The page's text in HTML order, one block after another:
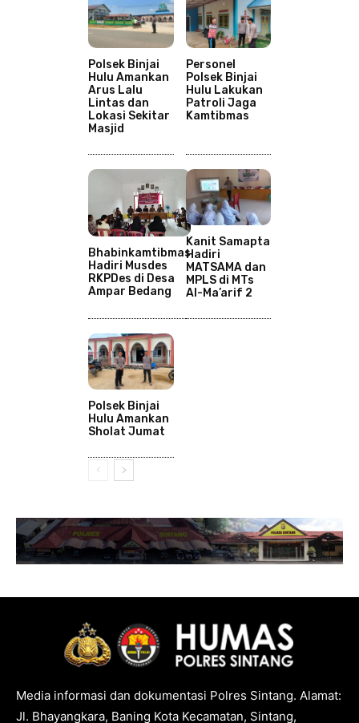
Polsek Binjai
Hulu Amankan
Arus Lalu
Lintas dan
Lokasi Sekitar
Masjid
Personel
Polsek Binjai
Hulu Lakukan
Patroli Jaga
Kamtibmas
Bhabinkamtibmas
Hadiri Musdes
RKPDes di Desa
Ampar Bedang
Kanit Samapta
Hadiri
MATSAMA dan
MPLS di MTs
Al-Ma’arif 2
Polsek Binjai
Hulu Amankan
Sholat Jumat
Media informasi dan dokumentasi Polres Sintang. Alamat:
Jl. Bhayangkara, Baning Kota Kecamatan, Sintang,